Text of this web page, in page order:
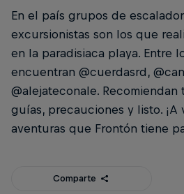
En el país grupos de
excursionistas son los que
en la paradisiaca playa. Entre
encuentran @cuerdasrd,
@alejateconale. Recomiendan
guías, precauciones y listo. ¡A
aventuras que Frontón tiene
Comparte